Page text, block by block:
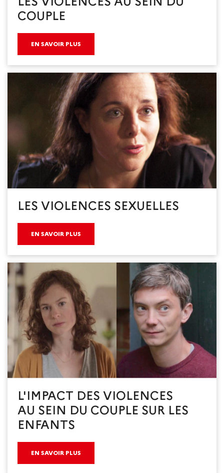
COUPLE
EN SAVOIR PLUS
LES VIOLENCES SEXUELLES
EN SAVOIR PLUS
L'IMPACT DES VIOLENCES
AU SEIN DU COUPLE SUR LES
ENFANTS
EN SAVOIR PLUS